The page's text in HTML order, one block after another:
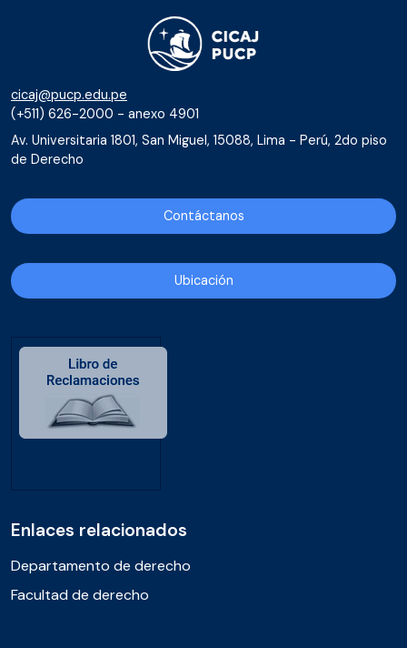
cicaj@pucp.edu.pe
(+511) 626-2000 - anexo 4901
Av. Universitaria 1801, San Miguel, 15088, Lima - Perú, 2do piso
de Derecho
Contáctanos
Ubicación
Enlaces relacionados
Departamento de derecho
Facultad de derecho